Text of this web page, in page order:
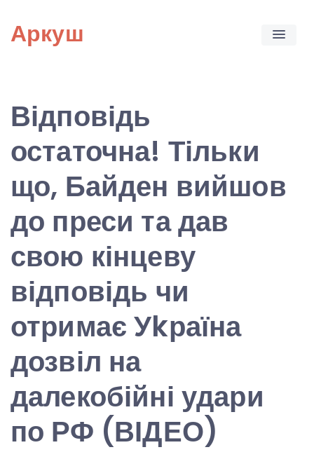
content
Аркуш
Відповідь
остаточна! Тільки
що, Байден вийшов
до преси та дав
свою кінцеву
відповідь чи
отримає Уkраїна
дозвіл на
далекобійні удари
по РФ (ВІДЕО)